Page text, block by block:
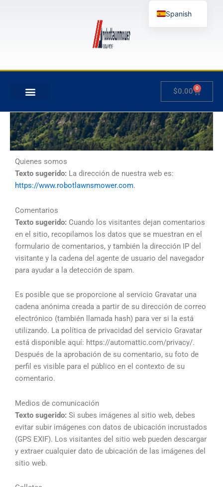
$0.00 0
Carrito
Quienes somos
Texto sugerido: La dirección de nuestra web es:
https://www.robotlawnsmower.com.
Comentarios
Texto sugerido: Cuando los visitantes dejan comentarios
en el sitio, recopilamos los datos que se muestran en el
formulario de comentarios, y también la dirección IP del
visitante y la cadena del agente de usuario del navegador
para ayudar a la detección de spam.
Es posible que se proporcione al servicio Gravatar una
cadena anónima creada a partir de su dirección de correo
electrónico (también llamada hash) para ver si la está
utilizando. La política de privacidad del servicio Gravatar
está disponible aquí: https://automattic.com/privacy/.
Después de la aprobación de su comentario, su foto de
perfil es visible para el público en el contexto de su
comentario.
Medios de comunicación
Texto sugerido: Si subes imágenes al sitio web, debes
evitar subir imágenes con datos de ubicación incrustados
(GPS EXIF). Los visitantes del sitio web pueden descargar
y extraer cualquier dato de ubicación de las imágenes del
sitio web.
Spanish
Japanese
Hungarian
Italian
Slovenian